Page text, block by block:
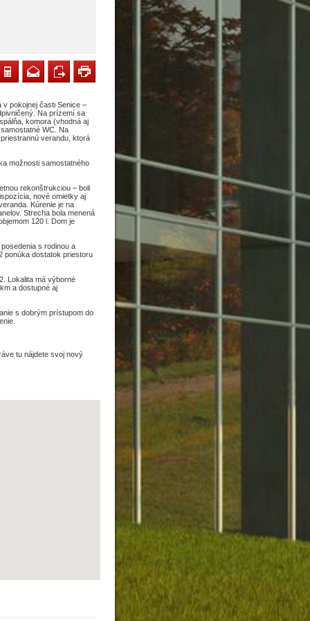
v pokojnej časti Senice –
Na prízemí sa
komora (vhodná aj
WC. Na
verandu, ktorá
možnosti samostatného
rekonštrukciou – boli
nové omietky aj
Kúrenie je na
Strecha bola menená
120 l. Dom je
s rodinou a
ponúka dostatok priestoru
Lokalita má výborné
a dostupné aj
s dobrým prístupom do
tu nájdete svoj nový